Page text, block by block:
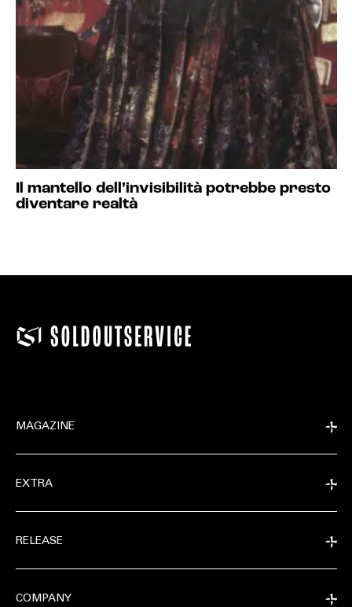
Il mantello dell’invisibilità potrebbe presto
diventare realtà
MAGAZINE
EXTRA
RELEASE
COMPANY